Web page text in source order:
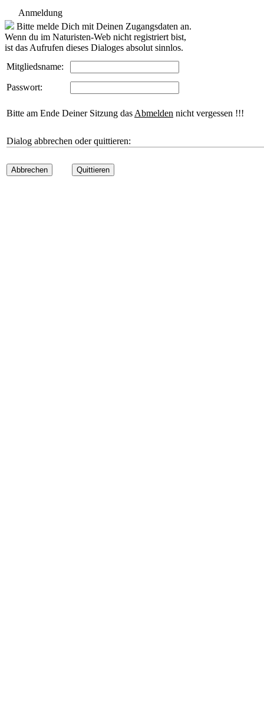
Anmeldung
Bitte melde Dich mit Deinen Zugangsdaten an.
Wenn du im Naturisten-Web nicht registriert bist,
ist das Aufrufen dieses Dialoges absolut sinnlos.
Mitgliedsname:
Passwort:
Bitte am Ende Deiner Sitzung das Abmelden nicht vergessen !!!
Dialog abbrechen oder quittieren:
Abbrechen Quittieren